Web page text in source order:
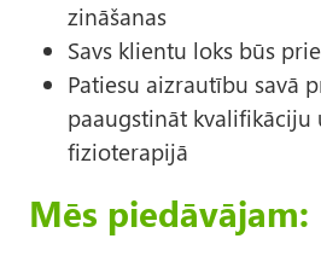
zināšanas
Savs klientu loks būs
Patiesu aizrautību savā
paaugstināt kvalifikāciju
fizioterapijā
Mēs piedāvājam: